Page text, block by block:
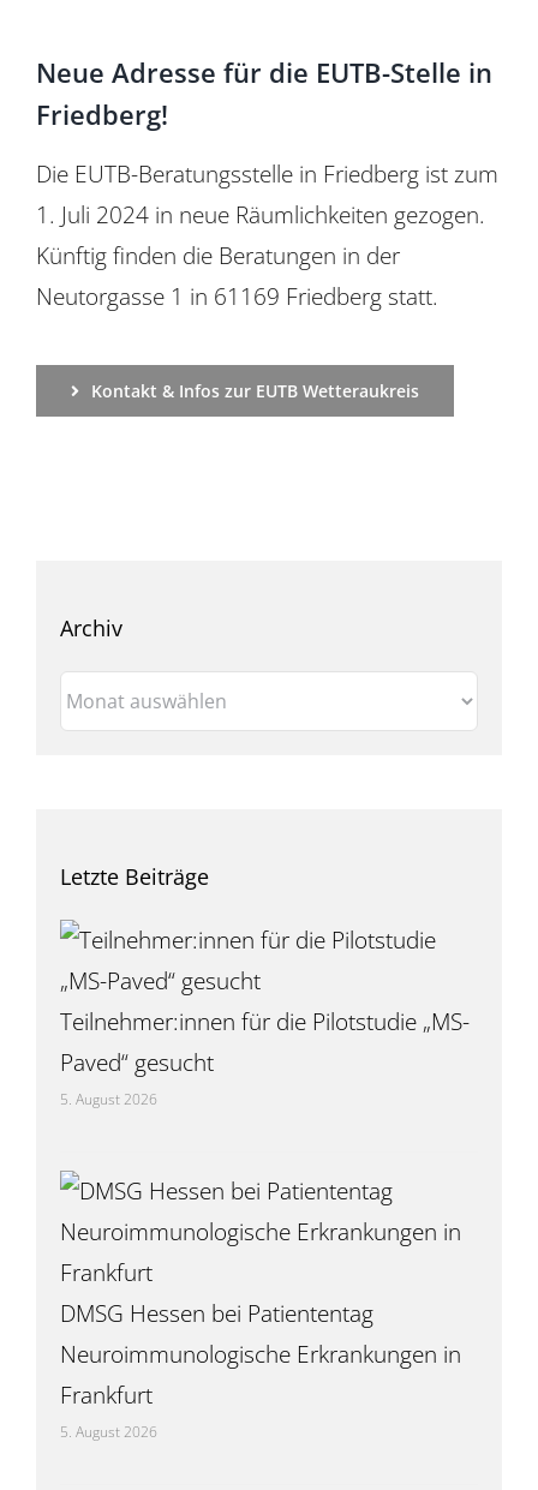
EUTB®
Neue Adresse für die EUTB-Stelle in
Friedberg!
Die EUTB-Beratungsstelle in Friedberg ist zum
1. Juli 2024 in neue Räumlichkeiten gezogen.
Künftig finden die Beratungen in der
Neutorgasse 1 in 61169 Friedberg statt.
Kontakt & Infos zur EUTB Wetteraukreis
Archiv
Archiv
Letzte Beiträge
Teilnehmer:innen für die Pilotstudie „MS-
Paved“ gesucht
5. August 2026
DMSG Hessen bei Patiententag
Neuroimmunologische Erkrankungen in
Frankfurt
5. August 2026